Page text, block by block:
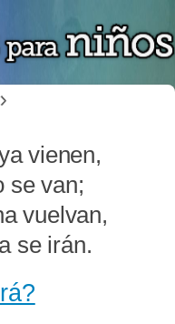
vienen,
se van;
vuelvan,
se irán.